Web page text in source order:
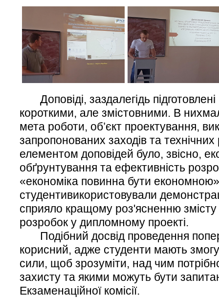
Доповіді, заздалегідь
короткими, але змістовними. В
мета роботи, об’єкт проектування,
запропонованих заходів та
елементом доповідей було, звісно,
обґрунтування та ефективність
«економіка повинна бути
студентивикористовували
сприяло кращому роз'ясненню
розробок у дипломному проекті.
Подібний досвід проведення
корисний, адже студенти мають
сили, щоб зрозуміти, над чим
захисту та якими можуть бути
Екзаменаційної комісії.